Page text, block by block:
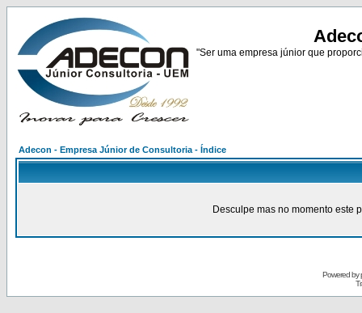
"Ser uma empresa júnior que
Adecon - Empresa Júnior de Consultoria - Índice
Desculpe mas no momento este
Powered by